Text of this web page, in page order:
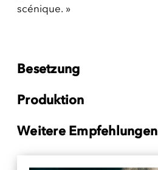
scénique. »
Besetzung
Produktion
Weitere Empfehlungen